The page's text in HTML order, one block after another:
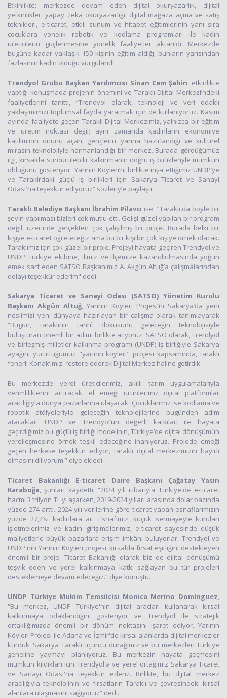
Etkinlikte; merkezde devam eden dijital okuryazarlık, dijital
yetkinlikler, yapay zeka okuryazarlığı, dijital mağaza açma ve satış
teknikleri, e-ticaret, etkili sunum ve hitabet eğitimlerinin yanı sıra
çocuklara yönelik robotik ve kodlama programları ile kadın
üreticilerin güçlenmesine yönelik faaliyetler aktarıldı. Merkezde
bugüne kadar yaklaşık 150 kişinin eğitim aldığı; bunların yarısından
fazlasının kadın olduğu vurgulandı.
Trendyol Grubu Başkan Yardımcısı Sinan Cem Şahin, etkinlikte
yaptığı konuşmada projenin önemini ve Taraklı Dijital Merkezi’ndeki
faaliyetlerini tanıttı, “Trendyol olarak, teknoloji ve veri odaklı
yaklaşımımızı toplumsal fayda yaratmak için de kullanıyoruz. Kasım
ayında faaliyete geçen Taraklı Dijital Merkezimiz, yalnızca bir eğitim
ve üretim noktası değil; aynı zamanda kadınların ekonomiye
katılımının önünü açan, gençlerin yarına hazırlandığı ve kültürel
mirasın teknolojiyle harmanlandığı bir merkez. Burada gördüğümüz
ilgi, kırsalda sürdürülebilir kalkınmanın doğru iş birlikleriyle mümkün
olduğunu gösteriyor. Yarının Köyleri’ni birlikte inşa ettiğimiz UNDP’ye
ve Taraklı’daki güçlü iş birlikleri için Sakarya Ticaret ve Sanayi
Odası'na teşekkür ediyoruz” sözleriyle paylaştı.
Taraklı Belediye Başkanı İbrahim Pilavcı ise, "Taraklı da böyle bir
şeyin yapılması bizleri çok mutlu etti. Gelişi güzel yapılan bir program
değil, üzerinde gerçekten çok çalışılmış bir proje. Burada belki bir
kişiye e-ticaret öğreteceğiz ama bu bir kişi bir çok kişiye örnek olacak.
Taraklımız için çok güzel bir proje. Projeyi hayata geçiren Trendyol ve
UNDP Türkiye ekibine, ilimiz ve ilçemize kazandırılmasında yoğun
emek sarf eden SATSO Başkanımız A. Akgün Altuğ’a çalışmalarından
dolayı teşekkür ederim" dedi.
Sakarya Ticaret ve Sanayi Odası (SATSO) Yönetim Kurulu
Başkanı Akgün Altuğ, Yarının Köyleri Projesi’ni Sakarya’da yeni
neslimizi yeni dünyaya hazırlayan bir çalışma olarak tanımlayarak
“Bugün, taraklının tarihî dokusunu geleceğin teknolojisiyle
buluşturan önemli bir adımı birlikte atıyoruz. SATSO olarak, Trendyol
ve birleşmiş milletler kalkınma programı (UNDP) iş birliğiyle Sakarya
ayağını yürüttüğümüz "yarının köyleri" projesi kapsamında, taraklı
fenerli Konak’ımızı restore ederek Dijital Merkez haline getirdik.
Bu merkezde yerel üreticilerimiz, akıllı tarım uygulamalarıyla
verimliliklerini artıracak, el emeği ürünlerimiz dijital platformlar
aracılığıyla dünya pazarlarına ulaşacak. Çocuklarımız ise kodlama ve
robotik atölyeleriyle geleceğin teknolojilerine bugünden adım
atacaklar. UNDP ve Trendyol’un değerli katkıları ile hayata
geçirdiğimiz bu güçlü iş birliği modelinin, Türkiye’de dijital dönüşümün
yerelleşmesine örnek teşkil edeceğine inanıyoruz. Projede emeği
geçen herkese teşekkür ediyor, taraklı dijital merkezimizin hayırlı
olmasını diliyorum.” diye ekledi.
Ticaret Bakanlığı E-ticaret Daire Başkanı Çağatay Yasin
Karaboğa, şunları kaydetti: “2024 yılı itibarıyla Türkiye'de e-ticaret
hacmi 3 trilyon TL'yi aşarken, 2019-2024 yılları arasında dolar bazında
yüzde 274 arttı. 2024 yılı verilerine göre ticaret yapan esnaflarımızın
yüzde 27,2’si kadınlara ait. Esnafımız, küçük sermayeyle kurulan
işletmelerimiz ve kadın girişimcilerimiz, e-ticaret sayesinde düşük
maliyetlerle büyük pazarlara erişim imkânı buluyorlar. Trendyol ve
UNDP'nin Yarının Köyleri projesi, kırsalda fırsat eşitliğini destekleyen
önemli bir proje. Ticaret Bakanlığı olarak biz de dijital dönüşümü
teşvik eden ve yerel kalkınmaya katkı sağlayan bu tür projeleri
desteklemeye devam edeceğiz.” diye konuştu.
UNDP Türkiye Mukim Temsilcisi Monica Merino Domínguez,
“Bu merkez, UNDP Türkiye'nin dijital araçları kullanarak kırsal
kalkınmaya odaklandığını gösteriyor ve Trendyol ile stratejik
ortaklığımızda önemli bir dönüm noktasını işaret ediyor. Yarının
Köyleri Projesi ile Adana ve İzmir'de kırsal alanlarda dijital merkezler
kurduk. Sakarya Taraklı üçüncü durağımız ve bu merkezleri Türkiye
geneline yaymayı planlıyoruz. Bu merkezin hayata geçmesini
mümkün kıldıkları için Trendyol'a ve yerel ortağımız Sakarya Ticaret
ve Sanayi Odası'na teşekkür ederiz. Birlikte, bu dijital merkez
aracılığıyla teknolojinin ve fırsatların Taraklı ve çevresindeki kırsal
alanlara ulaşmasını sağıyoruz” dedi.